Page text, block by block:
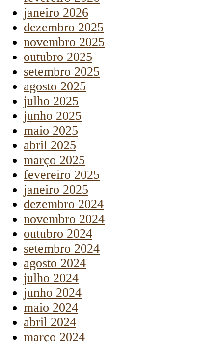
janeiro 2026
dezembro 2025
novembro 2025
outubro 2025
setembro 2025
agosto 2025
julho 2025
junho 2025
maio 2025
abril 2025
março 2025
fevereiro 2025
janeiro 2025
dezembro 2024
novembro 2024
outubro 2024
setembro 2024
agosto 2024
julho 2024
junho 2024
maio 2024
abril 2024
março 2024